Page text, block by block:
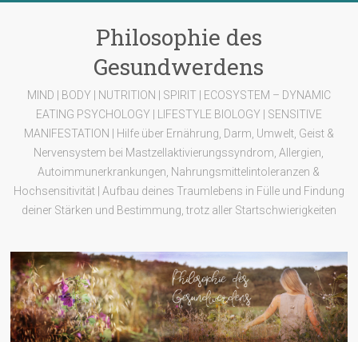
Philosophie des
Gesundwerdens
MIND | BODY | NUTRITION | SPIRIT | ECOSYSTEM – DYNAMIC
EATING PSYCHOLOGY | LIFESTYLE BIOLOGY | SENSITIVE
MANIFESTATION | Hilfe über Ernährung, Darm, Umwelt, Geist &
Nervensystem bei Mastzellaktivierungssyndrom, Allergien,
Autoimmunerkrankungen, Nahrungsmittelintoleranzen &
Hochsensitivität | Aufbau deines Traumlebens in Fülle und Findung
deiner Stärken und Bestimmung, trotz aller Startschwierigkeiten